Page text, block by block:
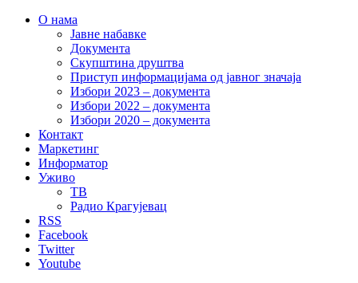
О нама
Јавне набавке
Документа
Скупштина друштва
Приступ информацијама од јавног значаја
Избори 2023 – документа
Избори 2022 – документа
Избори 2020 – документа
Контакт
Маркетинг
Информатор
Уживо
ТВ
Радио Крагујевац
RSS
Facebook
Twitter
Youtube